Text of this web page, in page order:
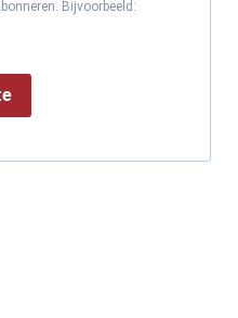
Bijvoorbeeld: